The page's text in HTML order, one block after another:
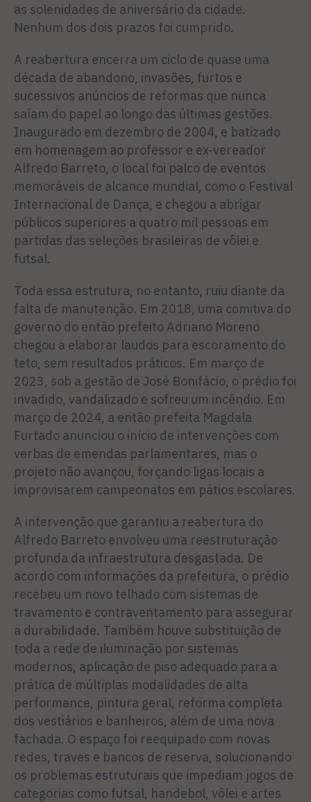
as solenidades de aniversário da cidade.
Nenhum dos dois prazos foi cumprido.
A reabertura encerra um ciclo de quase uma
década de abandono, invasões, furtos e
sucessivos anúncios de reformas que nunca
saíam do papel ao longo das últimas gestões.
Inaugurado em dezembro de 2004, e batizado
em homenagem ao professor e ex-vereador
Alfredo Barreto, o local foi palco de eventos
memoráveis de alcance mundial, como o Festival
Internacional de Dança, e chegou a abrigar
públicos superiores a quatro mil pessoas em
partidas das seleções brasileiras de vôlei e
futsal.
Toda essa estrutura, no entanto, ruiu diante da
falta de manutenção. Em 2018, uma comitiva do
governo do então prefeito Adriano Moreno
chegou a elaborar laudos para escoramento do
teto, sem resultados práticos. Em março de
2023, sob a gestão de José Bonifácio, o prédio foi
invadido, vandalizado e sofreu um incêndio. Em
março de 2024, a então prefeita Magdala
Furtado anunciou o início de intervenções com
verbas de emendas parlamentares, mas o
projeto não avançou, forçando ligas locais a
improvisarem campeonatos em pátios escolares.
A intervenção que garantiu a reabertura do
Alfredo Barreto envolveu uma reestruturação
profunda da infraestrutura desgastada. De
acordo com informações da prefeitura, o prédio
recebeu um novo telhado com sistemas de
travamento e contraventamento para assegurar
a durabilidade. Também houve substituição de
toda a rede de iluminação por sistemas
modernos, aplicação de piso adequado para a
prática de múltiplas modalidades de alta
performance, pintura geral, reforma completa
dos vestiários e banheiros, além de uma nova
fachada. O espaço foi reequipado com novas
redes, traves e bancos de reserva, solucionando
os problemas estruturais que impediam jogos de
categorias como futsal, handebol, vôlei e artes